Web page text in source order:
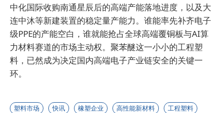
中化国际收购南通星辰后的高端产能落地进度，以及大
连中沐等新建装置的稳定量产能力。谁能率先补齐电子
级PPE的产能空白，谁就能抢占全球高端覆铜板与AI算
力材料赛道的市场主动权。聚苯醚这一小小的工程塑
料，已然成为决定国内高端电子产业链安全的关键一
环。
塑料市场 快讯 橡塑企业 高性能新材料 工程塑料